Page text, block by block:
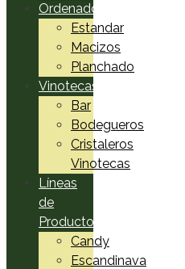
Ordenadores
Estandar
Macizos
Planchado
Vinotecas
Bar
Bodegueros
Cristaleros
Vinotecas
Líneas
de
Productos
Candy
Escandinava